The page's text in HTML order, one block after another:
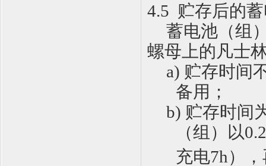
4.5 贮存后的
蓄电池（组
螺母上的凡士
a) 贮存时间
备用 ；
b) 贮存时间
（组）以
充电7h）